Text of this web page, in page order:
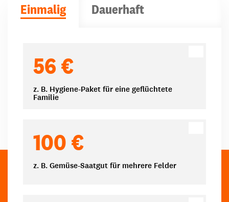
Einmalig Dauerhaft
56 €
z. B. Hygiene-Paket für eine geflüchtete
Familie
100 €
z. B. Gemüse-Saatgut für mehrere Felder